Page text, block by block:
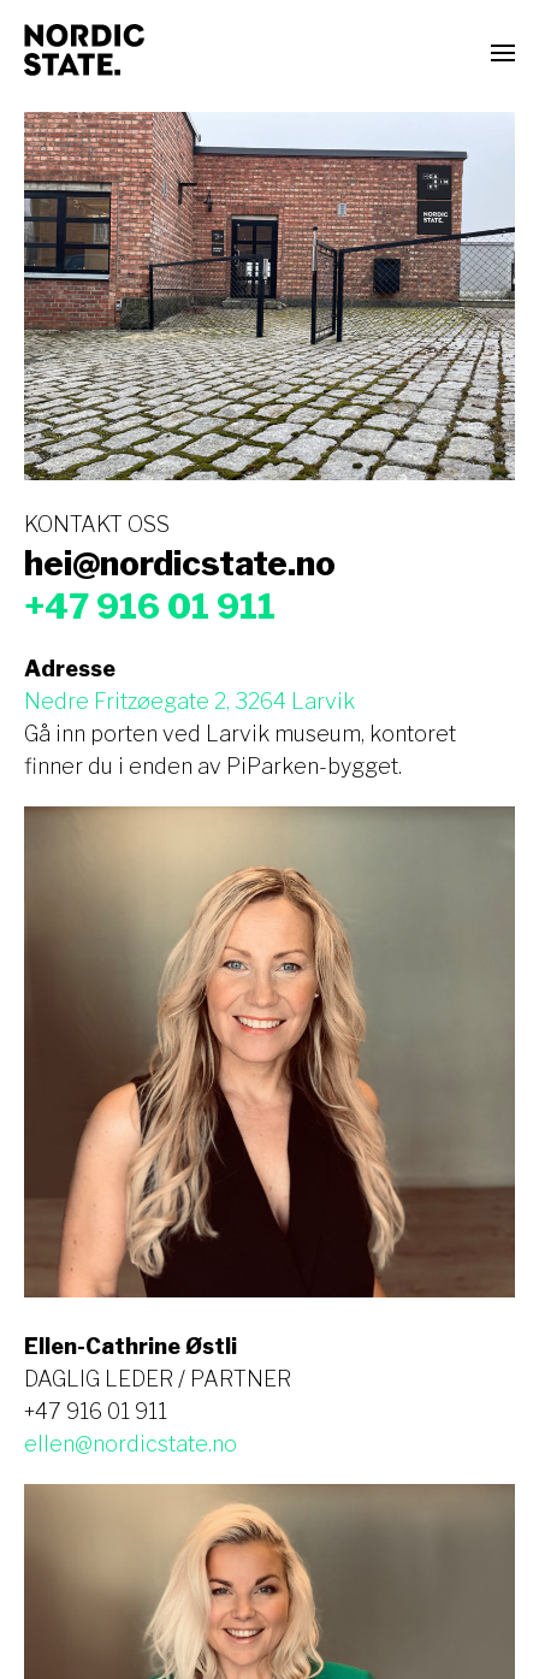
KONTAKT OSS
hei@nordicstate.no
+47 916 01 911
Adresse
Nedre Fritzøegate 2, 3264 Larvik
Gå inn porten ved Larvik museum, kontoret
finner du i enden av PiParken-bygget.
Ellen-Cathrine Østli
DAGLIG LEDER / PARTNER
+47 916 01 911
ellen@nordicstate.no